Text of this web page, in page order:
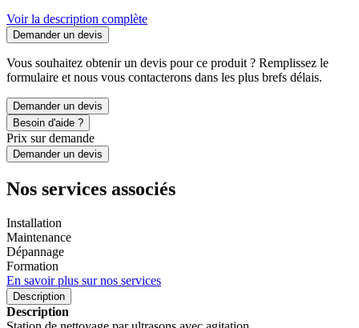
Voir la description complète
Demander un devis
Vous souhaitez obtenir un devis pour ce produit ? Remplissez le
formulaire et nous vous contacterons dans les plus brefs délais.
Demander un devis
Besoin d'aide ?
Prix sur demande
Demander un devis
Nos services associés
Installation
Maintenance
Dépannage
Formation
En savoir plus sur nos services
Description
Description